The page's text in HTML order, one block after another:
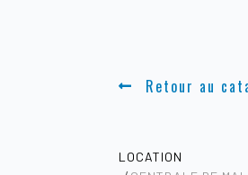
Retour au
LOCATION